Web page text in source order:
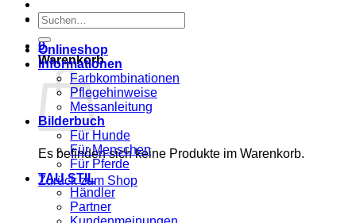
WhatsApp
0
Warenkorb
Es befinden sich keine Produkte im Warenkorb.
Zurück zum Shop
Suchen
nach:
Onlineshop
Informationen
Farbkombinationen
Pflegehinweise
Messanleitung
Bilderbuch
Für Hunde
Für Menschen
Für Pferde
TAU STIL
Händler
Partner